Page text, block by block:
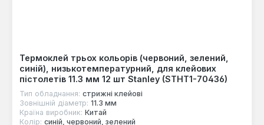
Термоклей трьох кольорів (червоний, зелений,
синій), низькотемпературний, для клейових
пістолетів 11.3 мм 12 шт Stanley (STHT1-70436)
Тип обладнання: стрижні клейові
Зовнішній діаметр: 11.3 мм
Країна виробник: Китай
Колір: синій, червоний, зелений